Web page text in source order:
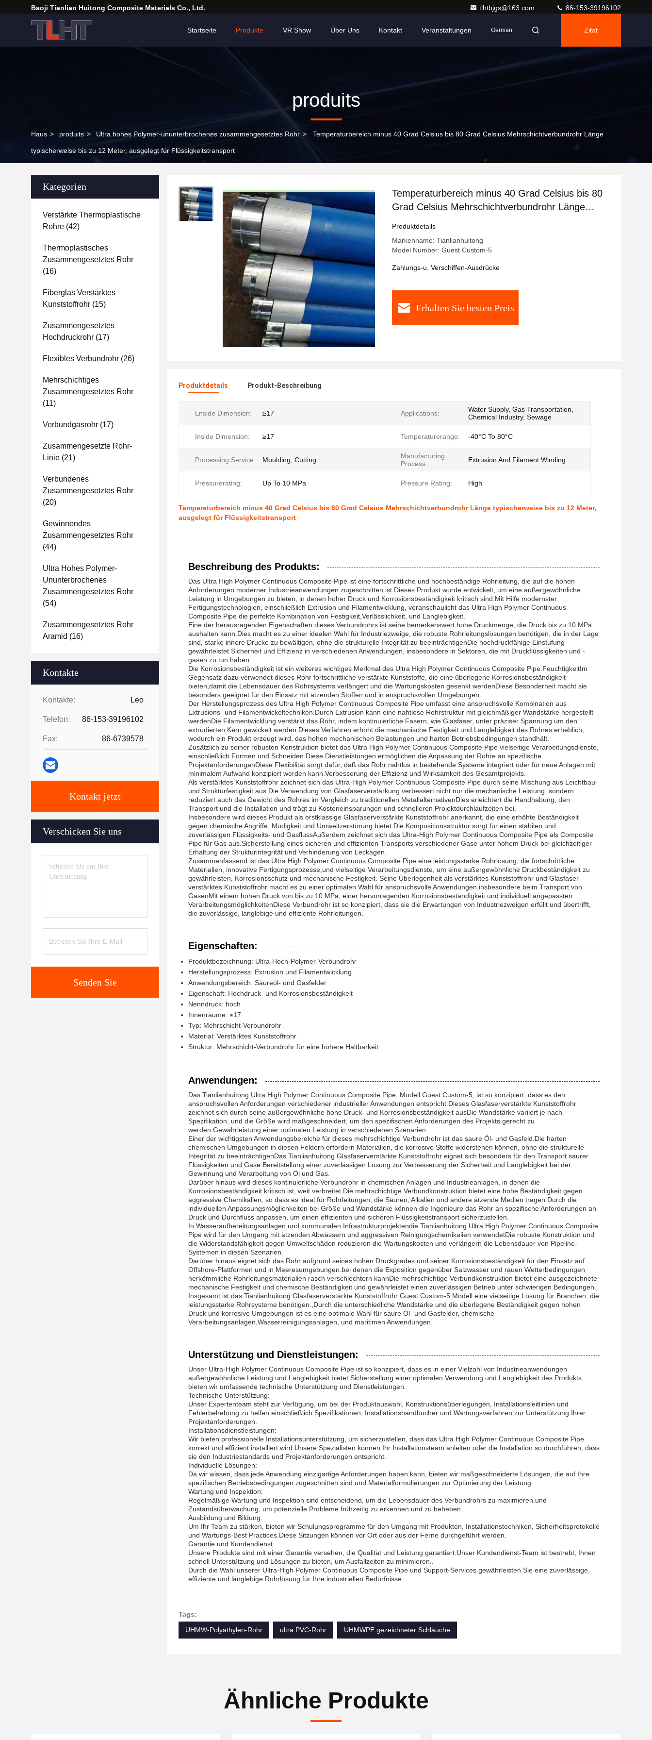
Baoji Tianlian Huitong Composite Materials Co., Ltd. tlhtbjgs@163.com 86-153-39196102
Startseite Produkte VR Show Über Uns Kontakt Veranstaltungen German Zitat
produits
Haus > produits > Ultra hohes Polymer-ununterbrochenes zusammengesetztes Rohr > Temperaturbereich minus 40 Grad Celsius bis 80 Grad Celsius Mehrschichtverbundrohr Länge
typischerweise bis zu 12 Meter, ausgelegt für Flüssigkeitstransport
Kategorien
Verstärkte Thermoplastische
Rohre (42)
Thermoplastisches
Zusammengesetztes Rohr
(16)
Fiberglas Verstärktes
Kunststoffrohr (15)
Zusammengesetztes
Hochdruckrohr (17)
Flexibles Verbundrohr (26)
Mehrschichtiges
Zusammengesetztes Rohr
(11)
Verbundgasrohr (17)
Zusammengesetzte Rohr-
Linie (21)
Verbundenes
Zusammengesetztes Rohr
(20)
Gewinnendes
Zusammengesetztes Rohr
(44)
Ultra Hohes Polymer-
Ununterbrochenes
Zusammengesetztes Rohr
(54)
Zusammengesetztes Rohr
Aramid (16)
Kontakte
Kontakte: Leo
Telefon: 86-153-39196102
Fax: 86-6739578
Kontakt jetzt
Verschicken Sie uns
Senden Sie
Temperaturbereich minus 40 Grad Celsius bis 80
Grad Celsius Mehrschichtverbundrohr Länge
Produktdetails
Markenname: Tianlianhuitong
Model Number: Guest Custom-5
Zahlungs-u. Verschiffen-Ausdrücke
Erhalten Sie besten Preis
Produktdetails Produkt-Beschreibung
Lnside Dimension: ≥17 Applications:
Water Supply, Gas Transportation,
Chemical Industry, Sewage
Inside Dimension: ≥17 Temperaturerange: -40°C To 80°C
Processing Service: Moulding, Cutting
Manufacturing
Process:
Extrusion And Filament Winding
Pressurerating: Up To 10 MPa Pressure Rating: High
Temperaturbereich minus 40 Grad Celsius bis 80 Grad Celsius Mehrschichtverbundrohr Länge typischerweise bis zu 12 Meter,
ausgelegt für Flüssigkeitstransport
Beschreibung des Produkts:
Das Ultra High Polymer Continuous Composite Pipe ist eine fortschrittliche und hochbeständige Rohrleitung, die auf die hohen
Anforderungen moderner Industrieanwendungen zugeschnitten ist.Dieses Produkt wurde entwickelt, um eine außergewöhnliche
Leistung in Umgebungen zu bieten, in denen hoher Druck und Korrosionsbeständigkeit kritisch sind.Mit Hilfe modernster
Fertigungstechnologien, einschließlich Extrusion und Filamentwicklung, veranschaulicht das Ultra High Polymer Continuous
Composite Pipe die perfekte Kombination von Festigkeit,Verlässlichkeit, und Langlebigkeit.
Eine der herausragenden Eigenschaften dieses Verbundrohrs ist seine bemerkenswert hohe Druckmenge, die Druck bis zu 10 MPa
aushalten kann.Dies macht es zu einer idealen Wahl für Industriezweige, die robuste Rohrleitungslösungen benötigen, die in der Lage
sind, starke innere Drucke zu bewältigen, ohne die strukturelle Integrität zu beeinträchtigenDie hochdruckfähige Einstufung
gewährleistet Sicherheit und Effizienz in verschiedenen Anwendungen, insbesondere in Sektoren, die mit Druckflüssigkeiten und -
gasen zu tun haben.
Die Korrosionsbeständigkeit ist ein weiteres wichtiges Merkmal des Ultra High Polymer Continuous Composite Pipe.FeuchtigkeitIm
Gegensatz dazu verwendet dieses Rohr fortschrittliche verstärkte Kunststoffe, die eine überlegene Korrosionsbeständigkeit
bieten,damit die Lebensdauer des Rohrsystems verlängert und die Wartungskosten gesenkt werdenDiese Besonderheit macht sie
besonders geeignet für den Einsatz mit ätzenden Stoffen und in anspruchsvollen Umgebungen.
Der Herstellungsprozess des Ultra High Polymer Continuous Composite Pipe umfasst eine anspruchsvolle Kombination aus
Extrusions- und Filamentwickeltechniken.Durch Extrusion kann eine nahtlose Rohrstruktur mit gleichmäßiger Wandstärke hergestellt
werdenDie Filamentwicklung verstärkt das Rohr, indem kontinuierliche Fasern, wie Glasfaser, unter präziser Spannung um den
extrudierten Kern gewickelt werden.Dieses Verfahren erhöht die mechanische Festigkeit und Langlebigkeit des Rohres erheblich,
wodurch ein Produkt erzeugt wird, das hohen mechanischen Belastungen und harten Betriebsbedingungen standhält.
Zusätzlich zu seiner robusten Konstruktion bietet das Ultra High Polymer Continuous Composite Pipe vielseitige Verarbeitungsdienste,
einschließlich Formen und Schneiden.Diese Dienstleistungen ermöglichen die Anpassung der Rohre an spezifische
ProjektanforderungenDiese Flexibilität sorgt dafür, daß das Rohr nahtlos in bestehende Systeme integriert oder für neue Anlagen mit
minimalem Aufwand konzipiert werden kann.Verbesserung der Effizienz und Wirksamkeit des Gesamtprojekts.
Als verstärktes Kunststoffrohr zeichnet sich das Ultra-High Polymer Continuous Composite Pipe durch seine Mischung aus Leichtbau-
und Strukturfestigkeit aus.Die Verwendung von Glasfaserverstärkung verbessert nicht nur die mechanische Leistung, sondern
reduziert auch das Gewicht des Rohres im Vergleich zu traditionellen MetallalternativenDies erleichtert die Handhabung, den
Transport und die Installation und trägt zu Kosteneinsparungen und schnelleren Projektdurchlaufzeiten bei.
Insbesondere wird dieses Produkt als erstklassige Glasfaserverstärkte Kunststoffrohr anerkannt, die eine erhöhte Beständigkeit
gegen chemische Angriffe, Müdigkeit und Umweltzerstörung bietet.Die Kompositionsstruktur sorgt für einen stabilen und
zuverlässigen Flüssigkeits- und GasflussAußerdem zeichnet sich das Ultra-High Polymer Continuous Composite Pipe als Composite
Pipe für Gas aus.Sicherstellung eines sicheren und effizienten Transports verschiedener Gase unter hohem Druck bei gleichzeitiger
Erhaltung der Strukturintegrität und Verhinderung von Leckagen.
Zusammenfassend ist das Ultra High Polymer Continuous Composite Pipe eine leistungsstarke Rohrlösung, die fortschrittliche
Materialien, innovative Fertigungsprozesse,und vielseitige Verarbeitungsdienste, um eine außergewöhnliche Druckbeständigkeit zu
gewährleisten, Korrosionsschutz und mechanische Festigkeit. Seine Überlegenheit als verstärktes Kunststoffrohr und Glasfaser
verstärktes Kunststoffrohr macht es zu einer optimalen Wahl für anspruchsvolle Anwendungen,insbesondere beim Transport von
GasenMit einem hohen Druck von bis zu 10 MPa, einer hervorragenden Korrosionsbeständigkeit und individuell angepassten
VerarbeitungsmöglichkeitenDiese Verbundrohr ist so konzipiert, dass sie die Erwartungen von Industriezweigen erfüllt und übertrifft,
die zuverlässige, langlebige und effiziente Rohrleitungen.
Eigenschaften:
Produktbezeichnung: Ultra-Hoch-Polymer-Verbundrohr
Herstellungsprozess: Extrusion und Filamentwicklung
Anwendungsbereich: Säureöl- und Gasfelder
Eigenschaft: Hochdruck- und Korrosionsbeständigkeit
Nenndruck: hoch
Innenräume: ≥17
Typ: Mehrschicht-Verbundrohr
Material: Verstärktes Kunststoffrohr
Struktur: Mehrschicht-Verbundrohr für eine höhere Haltbarkeit
Anwendungen:
Das Tianlianhuitong Ultra High Polymer Continuous Composite Pipe, Modell Guest Custom-5, ist so konzipiert, dass es den
anspruchsvollen Anforderungen verschiedener industrieller Anwendungen entspricht.Dieses Glasfaserverstärkte Kunststoffrohr
zeichnet sich durch seine außergewöhnliche hohe Druck- und Korrosionsbeständigkeit ausDie Wandstärke variiert je nach
Spezifikation, und die Größe wird maßgeschneidert, um den spezifischen Anforderungen des Projekts gerecht zu
werden.Gewährleistung einer optimalen Leistung in verschiedenen Szenarien.
Einer der wichtigsten Anwendungsbereiche für dieses mehrschichtige Verbundrohr ist das saure Öl- und Gasfeld.Die harten
chemischen Umgebungen in diesen Feldern erfordern Materialien, die korrosive Stoffe widerstehen können, ohne die strukturelle
Integrität zu beeinträchtigenDas Tianlianhuitong Glasfaserverstärkte Kunststoffrohr eignet sich besonders für den Transport saurer
Flüssigkeiten und Gase.Bereitstellung einer zuverlässigen Lösung zur Verbesserung der Sicherheit und Langlebigkeit bei der
Gewinnung und Verarbeitung von Öl und Gas.
Darüber hinaus wird dieses kontinuierliche Verbundrohr in chemischen Anlagen und Industrieanlagen, in denen die
Korrosionsbeständigkeit kritisch ist, weit verbreitet.Die mehrschichtige Verbundkonstruktion bietet eine hohe Beständigkeit gegen
aggressive Chemikalien, so dass es ideal für Rohrleitungen, die Säuren, Alkalien und andere ätzende Medien tragen.Durch die
individuellen Anpassungsmöglichkeiten bei Größe und Wandstärke können die Ingenieure das Rohr an spezifische Anforderungen an
Druck und Durchfluss anpassen, um einen effizienten und sicheren Flüssigkeitstransport sicherzustellen.
In Wasseraufbereitungsanlagen und kommunalen Infrastrukturprojektendie Tianlianhuitong Ultra High Polymer Continuous Composite
Pipe wird für den Umgang mit ätzenden Abwässern und aggressiven Reinigungschemikalien verwendetDie robuste Konstruktion und
die Widerstandsfähigkeit gegen Umweltschäden reduzieren die Wartungskosten und verlängern die Lebensdauer von Pipeline-
Systemen in diesen Szenarien.
Darüber hinaus eignet sich das Rohr aufgrund seines hohen Druckgrades und seiner Korrosionsbeständigkeit für den Einsatz auf
Offshore-Plattformen und in Meeresumgebungen.bei denen die Exposition gegenüber Salzwasser und rauen Wetterbedingungen
herkömmliche Rohrleitungsmaterialien rasch verschlechtern kannDie mehrschichtige Verbundkonstruktion bietet eine ausgezeichnete
mechanische Festigkeit und chemische Beständigkeit und gewährleistet einen zuverlässigen Betrieb unter schwierigen Bedingungen.
Insgesamt ist das Tianlianhuitong Glasfaserverstärkte Kunststoffrohr Guest Custom-5 Modell eine vielseitige Lösung für Branchen, die
leistungsstarke Rohrsysteme benötigen.,Durch die unterschiedliche Wandstärke und die überlegene Beständigkeit gegen hohen
Druck und korrosive Umgebungen ist es eine optimale Wahl für saure Öl- und Gasfelder, chemische
Verarbeitungsanlagen,Wasserreinigungsanlagen, und maritimen Anwendungen.
Unterstützung und Dienstleistungen:
Unser Ultra-High Polymer Continuous Composite Pipe ist so konzipiert, dass es in einer Vielzahl von Industrieanwendungen
außergewöhnliche Leistung und Langlebigkeit bietet.Sicherstellung einer optimalen Verwendung und Langlebigkeit des Produkts,
bieten wir umfassende technische Unterstützung und Dienstleistungen.
Technische Unterstützung:
Unser Expertenteam steht zur Verfügung, um bei der Produktauswahl, Konstruktionsüberlegungen, Installationsleitlinien und
Fehlerbehebung zu helfen.einschließlich Spezifikationen, Installationshandbücher und Wartungsverfahren zur Unterstützung Ihrer
Projektanforderungen.
Installationsdienstleistungen:
Wir bieten professionelle Installationsunterstützung, um sicherzustellen, dass das Ultra High Polymer Continuous Composite Pipe
korrekt und effizient installiert wird.Unsere Spezialisten können Ihr Installationsteam anleiten oder die Installation so durchführen, dass
sie den Industriestandards und Projektanforderungen entspricht.
Individuelle Lösungen:
Da wir wissen, dass jede Anwendung einzigartige Anforderungen haben kann, bieten wir maßgeschneiderte Lösungen, die auf Ihre
spezifischen Betriebsbedingungen zugeschnitten sind.und Materialformulierungen zur Optimierung der Leistung.
Wartung und Inspektion:
Regelmäßige Wartung und Inspektion sind entscheidend, um die Lebensdauer des Verbundrohrs zu maximieren.und
Zustandsüberwachung, um potenzielle Probleme frühzeitig zu erkennen und zu beheben.
Ausbildung und Bildung:
Um Ihr Team zu stärken, bieten wir Schulungsprogramme für den Umgang mit Produkten, Installationstechniken, Sicherheitsprotokolle
und Wartungs-Best Practices.Diese Sitzungen können vor Ort oder aus der Ferne durchgeführt werden.
Garantie und Kundendienst:
Unsere Produkte sind mit einer Garantie versehen, die Qualität und Leistung garantiert.Unser Kundendienst-Team ist bestrebt, Ihnen
schnell Unterstützung und Lösungen zu bieten, um Ausfallzeiten zu minimieren..
Durch die Wahl unserer Ultra-High Polymer Continuous Composite Pipe und Support-Services gewährleisten Sie eine zuverlässige,
effiziente und langlebige Rohrlösung für Ihre industriellen Bedürfnisse.
Tags:
UHMW-Polyäthylen-Rohr
ultra PVC-Rohr UHMWPE gezeichneter Schläuche
Ähnliche Produkte